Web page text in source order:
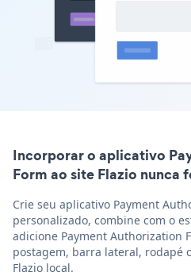
Incorporar o aplicativo
Form ao site Flazio nunca
Crie seu aplicativo Payment
personalizado, combine com o
adicione Payment Authorization
postagem, barra lateral, rodapé
Flazio local.